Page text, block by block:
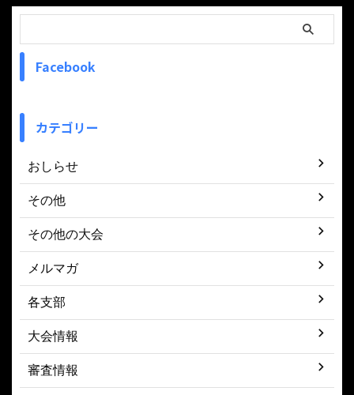
Facebook
カテゴリー
おしらせ
その他
その他の大会
メルマガ
各支部
大会情報
審査情報